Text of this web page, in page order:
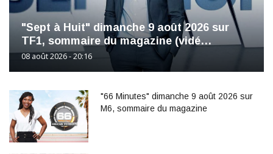
"Sept à Huit" dimanche 9 août 2026 sur
TF1, sommaire du magazine (vidé…
08 août 2026 - 20:16
"66 Minutes" dimanche 9 août 2026 sur
M6, sommaire du magazine